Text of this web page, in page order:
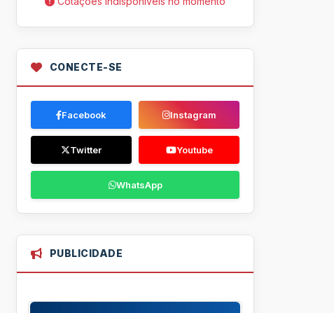
CONECTE-SE
Facebook Instagram
Twitter Youtube
WhatsApp
PUBLICIDADE